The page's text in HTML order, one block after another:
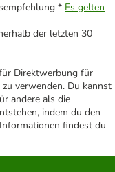
* Es gelten
der letzten 30
Direktwerbung für
verwenden. Du kannst
andere als die
indem du den
findest du